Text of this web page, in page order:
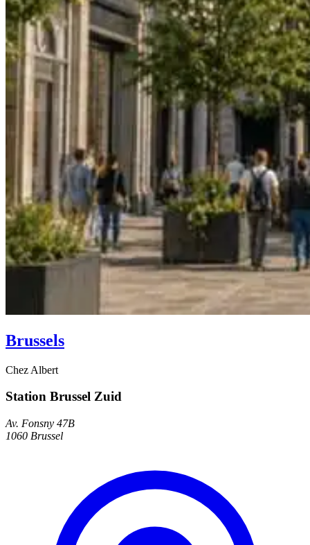
Brussels
Chez Albert
Station Brussel Zuid
Av. Fonsny 47B
1060 Brussel